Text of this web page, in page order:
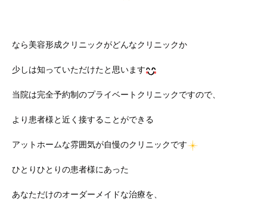
なら美容形成クリニックがどんなクリニックか
少しは知っていただけたと思います
当院は完全予約制のプライベートクリニックですので、
より患者様と近く接することができる
アットホームな雰囲気が自慢のクリニックです
ひとりひとりの患者様にあった
あなただけのオーダーメイドな治療を、